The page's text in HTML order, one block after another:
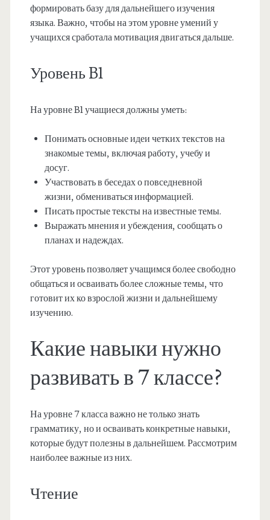
формировать базу для дальнейшего изучения
языка. Важно, чтобы на этом уровне умений у
учащихся сработала мотивация двигаться дальше.
Уровень B1
На уровне B1 учащиеся должны уметь:
Понимать основные идеи четких текстов на
знакомые темы, включая работу, учебу и
досуг.
Участвовать в беседах о повседневной
жизни, обмениваться информацией.
Писать простые тексты на известные темы.
Выражать мнения и убеждения, сообщать о
планах и надеждах.
Этот уровень позволяет учащимся более свободно
общаться и осваивать более сложные темы, что
готовит их ко взрослой жизни и дальнейшему
изучению.
Какие навыки нужно
развивать в 7 классе?
На уровне 7 класса важно не только знать
грамматику, но и осваивать конкретные навыки,
которые будут полезны в дальнейшем. Рассмотрим
наиболее важные из них.
Чтение